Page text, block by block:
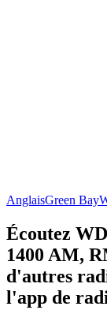
AnglaisGreen Bay
Écoutez
1400 AM,
d'autres
l'app de